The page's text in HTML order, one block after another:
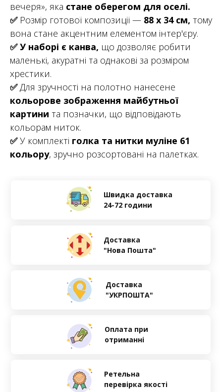
вечеря», яка стане оберегом для оселі.
✅Розмір готової композиції — 88 х 34 см, тому
вона стане акцентним елементом інтер'єру.
✅ У наборі є канва, що дозволяє робити
маленькі, акуратні та однакові за розміром
хрестики.
✅Для зручності на полотно нанесене
кольорове зображення майбутньої
картини та позначки, що відповідають
кольорам ниток.
✅У комплекті голка та нитки муліне 61
кольору, зручно розсортовані на палетках.
Оплата при
отриманні
Ретельна
перевірка якості
Швидка доставка
24-72 години
Доставка
"Нова Пошта"
Доставка
"УКРПОШТА"